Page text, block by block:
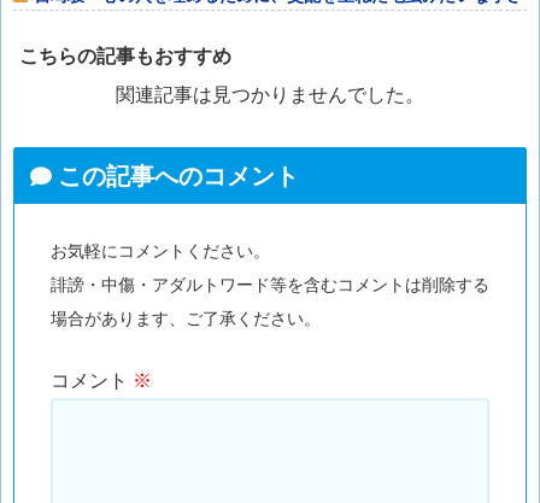
こちらの記事もおすすめ
関連記事は見つかりませんでした。
この記事へのコメント
お気軽にコメントください。
誹謗・中傷・アダルトワード等を含むコメントは削除する
場合があります、ご了承ください。
コメント ※